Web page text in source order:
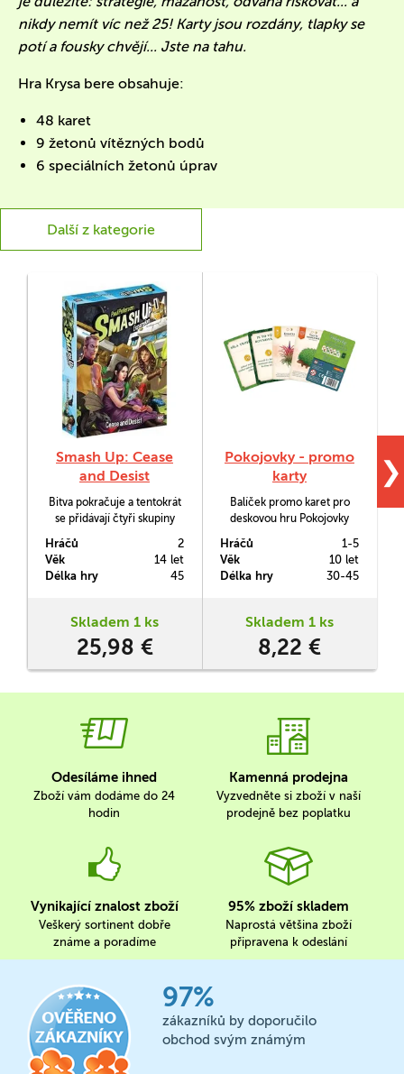
nikdy nemít víc než 25! Karty jsou rozdány, tlapky se
potí a fousky chvějí... Jste na tahu.
Hra Krysa bere obsahuje:
48 karet
9 žetonů vítězných bodů
6 speciálních žetonů úprav
Další z kategorie
Smash Up: Cease
and Desist
Bitva pokračuje a tentokrát
se přidávají čtyři skupiny
světy: Astroknights provází
Síla, Changerbots jsou chvíli
prostředky, Ignobles mají
by obětovali kdekterého
Hráčů
2
Věk
14 let
Délka hry
45
Skladem 1 ks
25,98 €
Pokojovky - promo
karty
Balíček promo karet pro
deskovou hru Pokojovky
Hráčů
1-5
Věk
10 let
Délka hry
30-45
Skladem 1 ks
8,22 €
❯
Odesíláme ihned
Zboží vám dodáme do 24
hodin
Kamenná prodejna
Vyzvedněte si zboží v naší
prodejně bez poplatku
Vynikající znalost zboží
Veškerý sortinent dobře
známe a poradíme
95% zboží skladem
Naprostá většina zboží
připravena k odeslání
97%
zákazníků by doporučilo
obchod svým známým